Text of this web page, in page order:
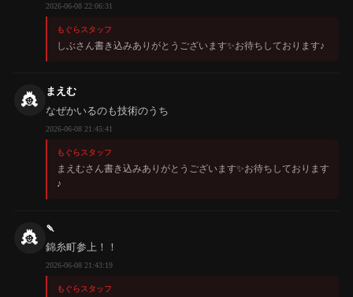
2026-06-08 22:06:31
もぐらスタッフ
しぶさん書き込みありがとうございます✨️お待ちしております♪
👸
まえむ
なぜかいるのも技術のうち
2026-06-08 21:45:41
もぐらスタッフ
まえむさん書き込みありがとうございます✨️お待ちしております
♪
👸
🍡
錦糸町参上！！
2026-06-08 21:43:19
もぐらスタッフ